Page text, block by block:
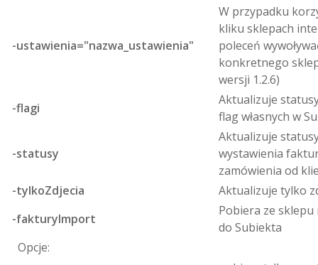
-ustawienia="nazwa_ustawienia"
W przypadku
kliku sklepach
poleceń
konkretnego
wersji 1.2.6)
-flagi
Aktualizuje
flag własnych w
-statusy
Aktualizuje
wystawienia
zamówienia od
-tylkoZdjecia
Aktualizuje tylko
-fakturyImport
Pobiera ze
do Subiekta
Opcje: